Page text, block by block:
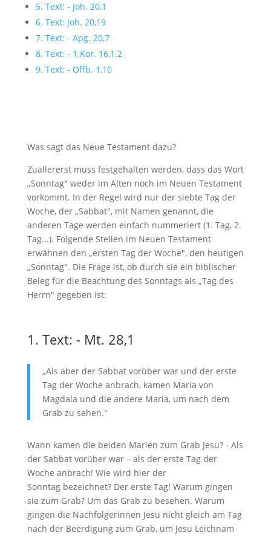
5. Text: - Joh. 20,1
6. Text: Joh. 20,19
7. Text: - Apg. 20,7
8. Text: - 1.Kor. 16,1.2
9. Text: - Offb. 1,10
Was sagt das Neue Testament dazu?
Zuallererst muss festgehalten werden, dass das Wort
„Sonntag" weder im Alten noch im Neuen Testament
vorkommt. In der Regel wird nur der siebte Tag der
Woche, der „Sabbat", mit Namen genannt, die
anderen Tage werden einfach nummeriert (1. Tag, 2.
Tag...). Folgende Stellen im Neuen Testament
erwähnen den „ersten Tag der Woche", den heutigen
„Sonntag". Die Frage ist, ob durch sie ein biblischer
Beleg für die Beachtung des Sonntags als „Tag des
Herrn" gegeben ist:
1. Text: - Mt. 28,1
„Als aber der Sabbat vorüber war und der erste
Tag der Woche anbrach, kamen Maria von
Magdala und die andere Maria, um nach dem
Grab zu sehen."
Wann kamen die beiden Marien zum Grab Jesu? - Als
der Sabbat vorüber war – als der erste Tag der
Woche anbrach! Wie wird hier der
Sonntag bezeichnet? Der erste Tag! Warum gingen
sie zum Grab? Um das Grab zu besehen. Warum
gingen die Nachfolgerinnen Jesu nicht gleich am Tag
nach der Beerdigung zum Grab, um Jesu Leichnam